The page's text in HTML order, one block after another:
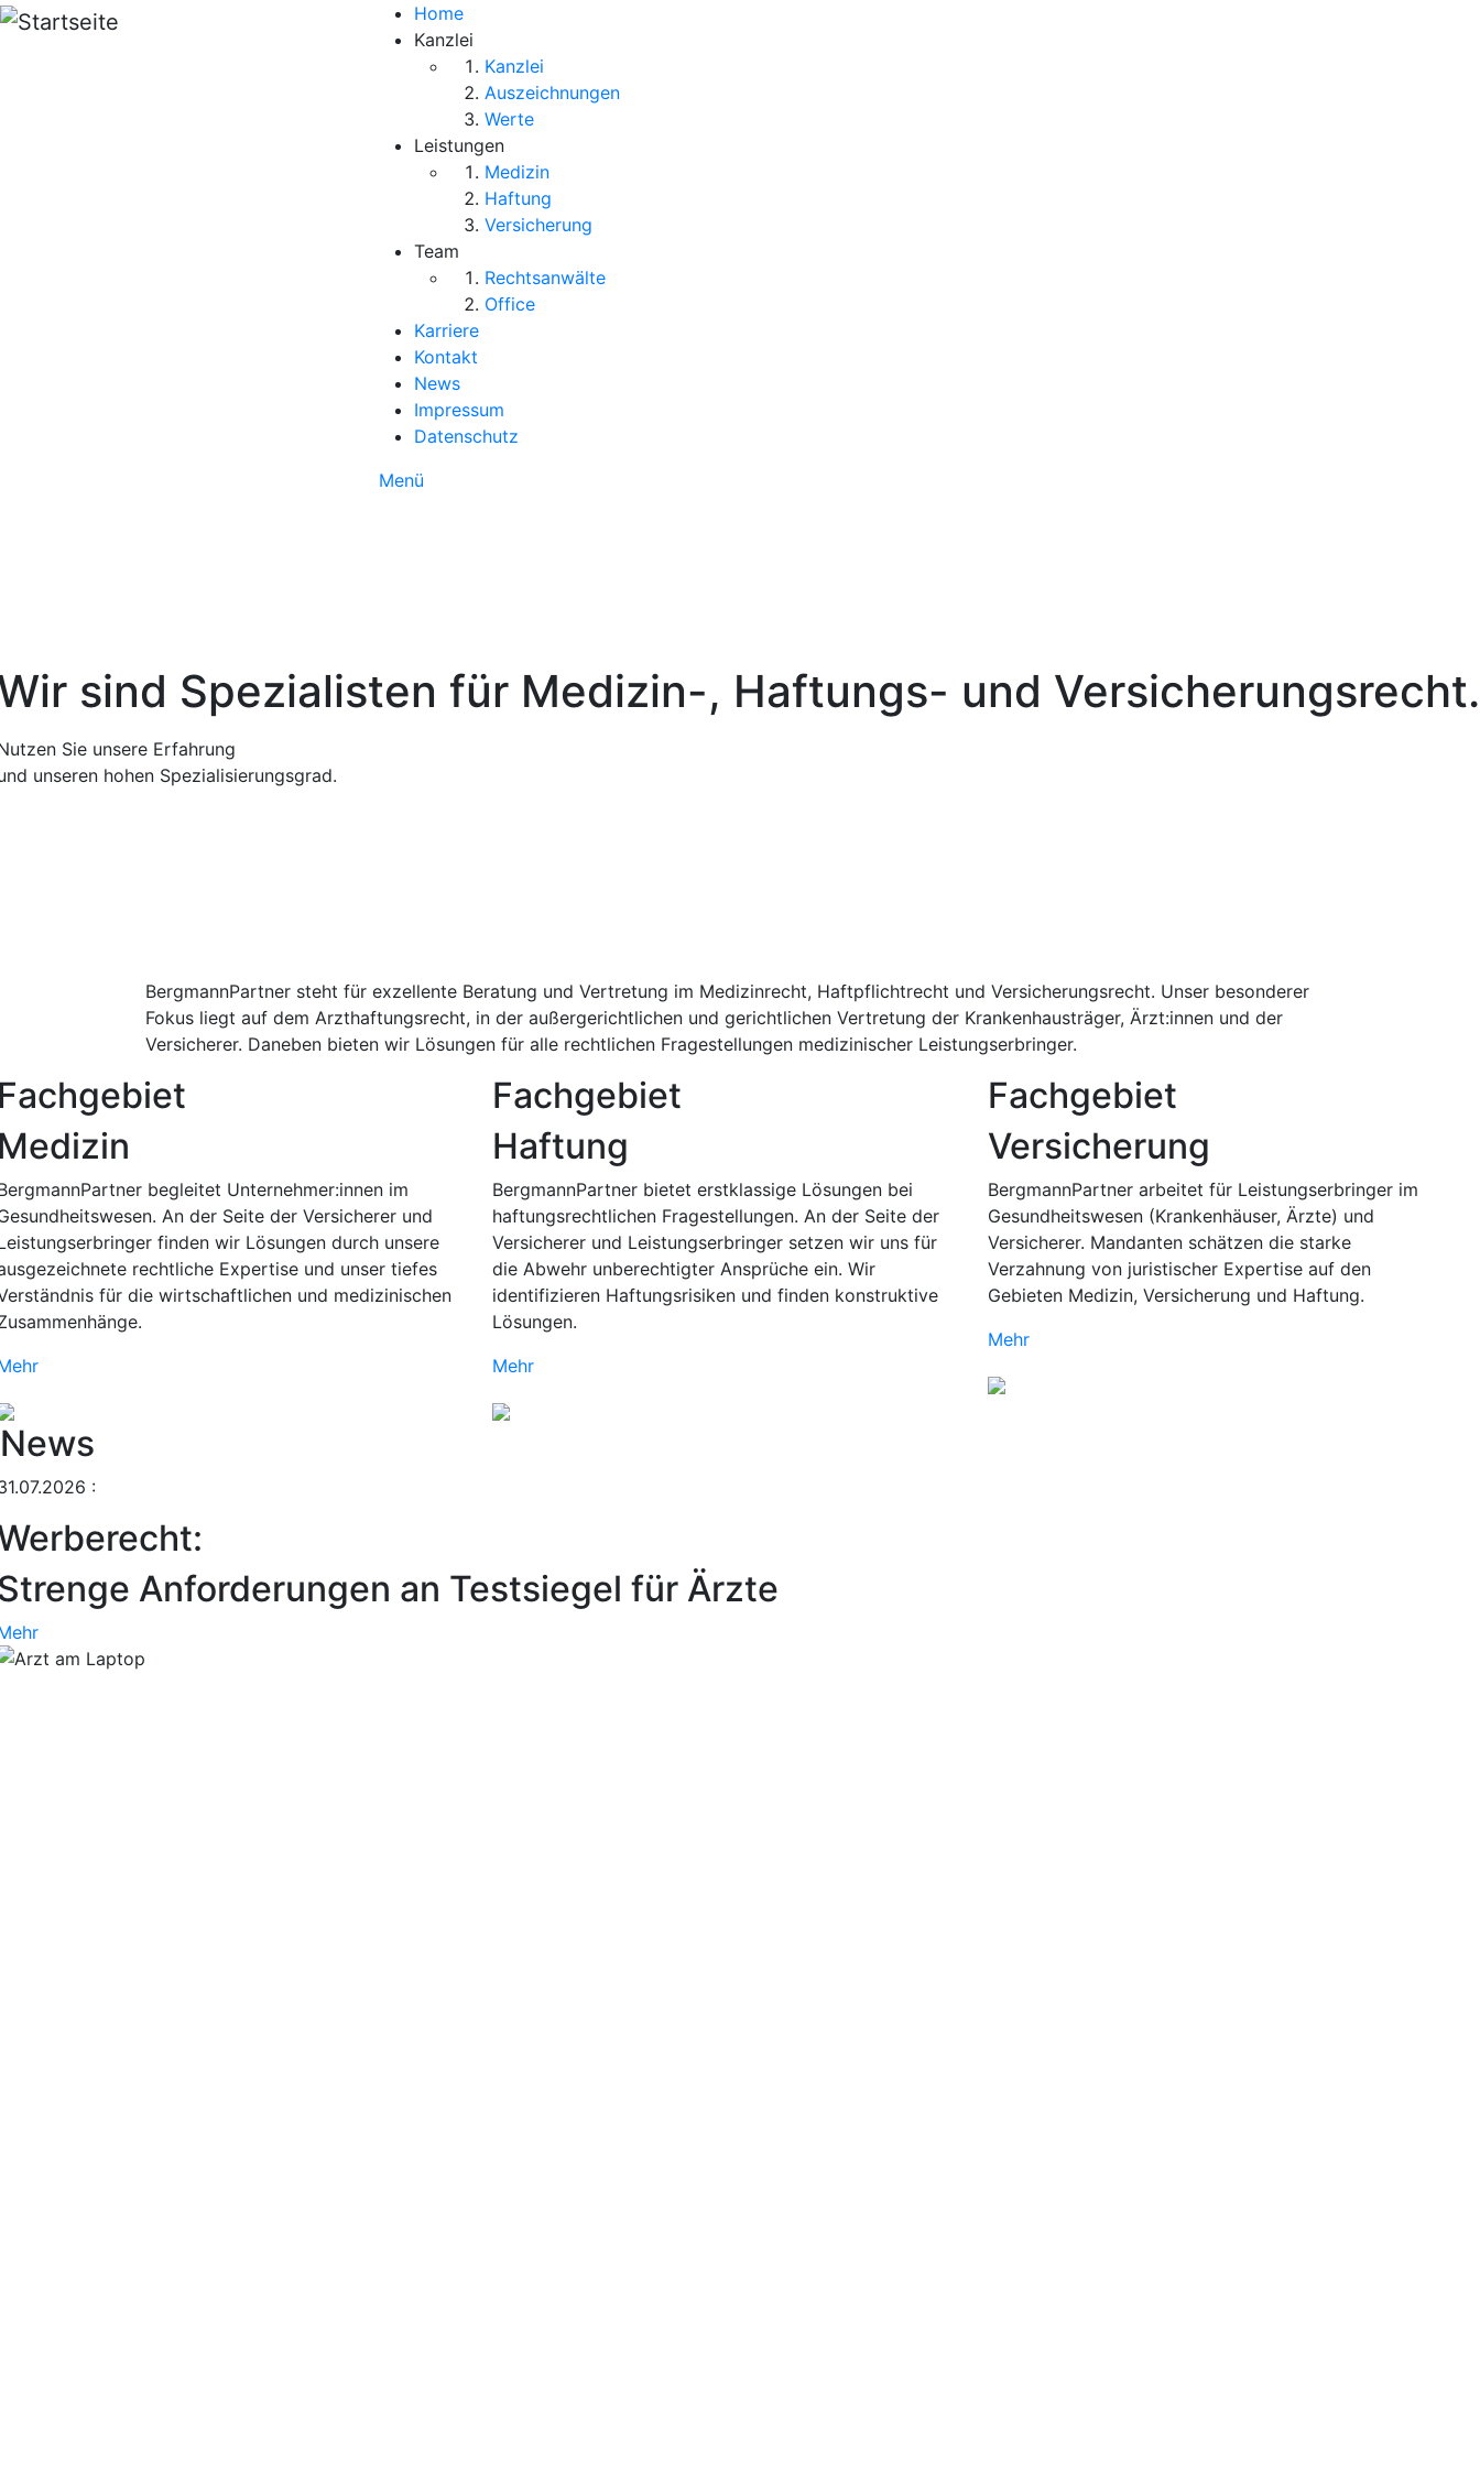
Direkt zum Inhalt
Home
Kanzlei
Kanzlei
Auszeichnungen
Werte
Leistungen
Medizin
Haftung
Versicherung
Team
Rechtsanwälte
Office
Karriere
Kontakt
News
Impressum
Datenschutz
Menü
sind Spezialisten für Medizin-, Haftungs- und Versicherungsrecht.
Sie unsere Erfahrung
unseren hohen Spezialisierungsgrad.
BergmannPartner steht für exzellente Beratung und Vertretung im Medizinrecht, Haftpflichtrecht und Versicherungsrecht. Unser besonderer
Fokus liegt auf dem Arzthaftungsrecht, in der außergerichtlichen und gerichtlichen Vertretung der Krankenhausträger, Ärzt:innen und der
Versicherer. Daneben bieten wir Lösungen für alle rechtlichen Fragestellungen medizinischer Leistungserbringer.
begleitet Unternehmer:innen im
An der Seite der Versicherer und
finden wir Lösungen durch unsere
rechtliche Expertise und unser tiefes
für die wirtschaftlichen und medizinischen
Fachgebiet
Haftung
BergmannPartner bietet erstklassige Lösungen bei
haftungsrechtlichen Fragestellungen. An der Seite der
Versicherer und Leistungserbringer setzen wir uns für
die Abwehr unberechtigter Ansprüche ein. Wir
identifizieren Haftungsrisiken und finden konstruktive
Lösungen.
Mehr
Fachgebiet
Versicherung
BergmannPartner arbeitet für Leistungserbringer im
Gesundheitswesen (Krankenhäuser, Ärzte) und
Versicherer. Mandanten schätzen die starke
Verzahnung von juristischer Expertise auf den
Gebieten Medizin, Versicherung und Haftung.
Mehr
News
:
Anforderungen an Testsiegel für Ärzte